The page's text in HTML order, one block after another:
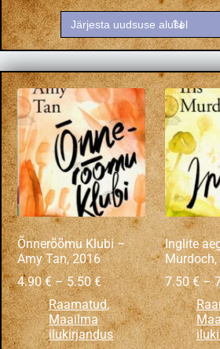
Õnnerõõmu Klubi –
Amy Tan, 2016
4.90€ – 5.50€
Raamatud,
Maailma
ilukirjandus
Inglite
Murdoch,
7.50€ –